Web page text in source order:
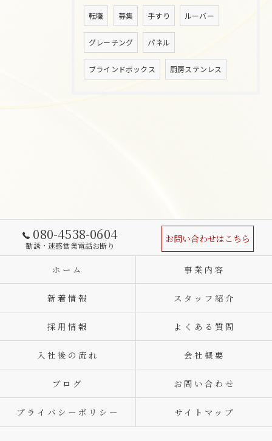
転職 募集 手すり ルーバー
グレーチング パネル
ブラインドボックス 厨房ステンレス
080-4538-0604
勧誘・迷惑営業電話お断り
お問い合わせはこちら
ホーム 事業内容
新着情報 スタッフ紹介
採用情報 よくある質問
入社後の流れ 会社概要
ブログ お問い合わせ
プライバシーポリシー サイトマップ